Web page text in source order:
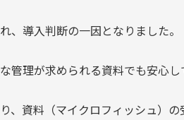
導入判断の一因となりました。
管理が求められる資料でも安心し
、資料（マイクロフィッシュ）の